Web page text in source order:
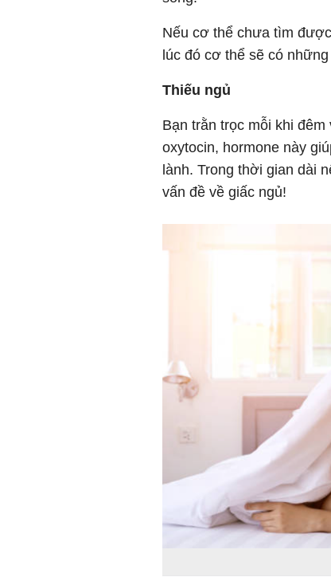
Nếu cơ thể chưa tìm
lúc đó cơ thể sẽ có
Thiếu ngủ
Bạn trằn trọc mỗi khi
oxytocin, hormone này
lành. Trong thời gian dài
vấn đề về giấc ngủ!